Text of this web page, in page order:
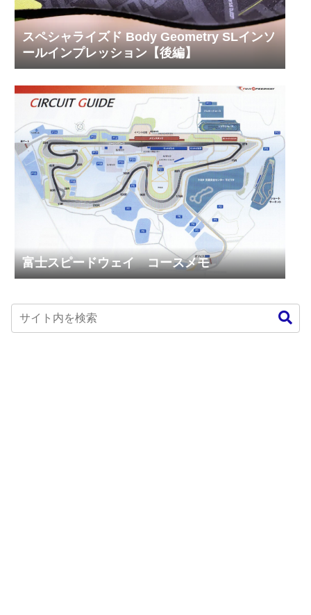
スペシャライズド Body Geometry SLインソ
ールインプレッション【後編】
富士スピードウェイ コースメモ